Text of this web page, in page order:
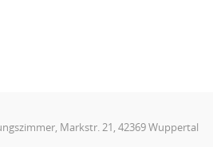
Markstr. 21, 42369 Wuppertal